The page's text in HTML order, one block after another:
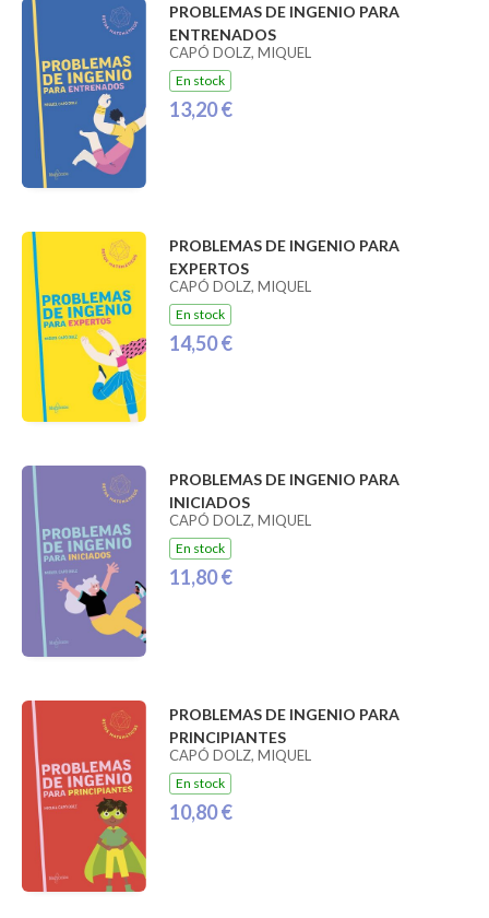
PROBLEMAS DE INGENIO PARA
ENTRENADOS
CAPÓ DOLZ, MIQUEL
En stock
13,20 €
PROBLEMAS DE INGENIO PARA
EXPERTOS
CAPÓ DOLZ, MIQUEL
En stock
14,50 €
PROBLEMAS DE INGENIO PARA
INICIADOS
CAPÓ DOLZ, MIQUEL
En stock
11,80 €
PROBLEMAS DE INGENIO PARA
PRINCIPIANTES
CAPÓ DOLZ, MIQUEL
En stock
10,80 €